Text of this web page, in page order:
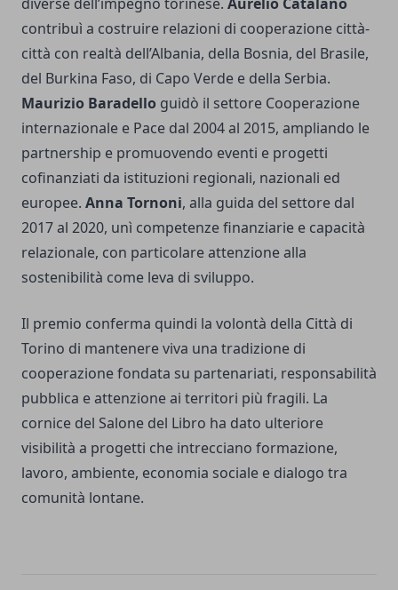
contribuì a costruire relazioni di cooperazione città-
città con realtà dell’Albania, della Bosnia, del Brasile,
del Burkina Faso, di Capo Verde e della Serbia.
Maurizio Baradello guidò il settore Cooperazione
internazionale e Pace dal 2004 al 2015, ampliando le
partnership e promuovendo eventi e progetti
cofinanziati da istituzioni regionali, nazionali ed
europee. Anna Tornoni, alla guida del settore dal
2017 al 2020, unì competenze finanziarie e capacità
relazionale, con particolare attenzione alla
sostenibilità come leva di sviluppo.
Il premio conferma quindi la volontà della Città di
Torino di mantenere viva una tradizione di
cooperazione fondata su partenariati, responsabilità
pubblica e attenzione ai territori più fragili. La
cornice del Salone del Libro ha dato ulteriore
visibilità a progetti che intrecciano formazione,
lavoro, ambiente, economia sociale e dialogo tra
comunità lontane.